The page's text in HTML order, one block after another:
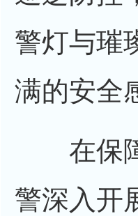
警灯与璀
满的安全
在保障
警深入开